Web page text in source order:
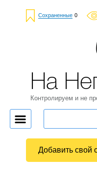
Сохраненные 0
На
Контролируем и не
Добавить свой